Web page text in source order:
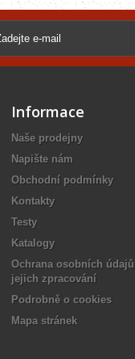
Informace
Naše prodejny
Napište nám
Obchodní podmínky
Kontakty
Testy
Katalogy
Ochrana osobních
jejich zpracování
Podrobně o cookies
Mapa stránek